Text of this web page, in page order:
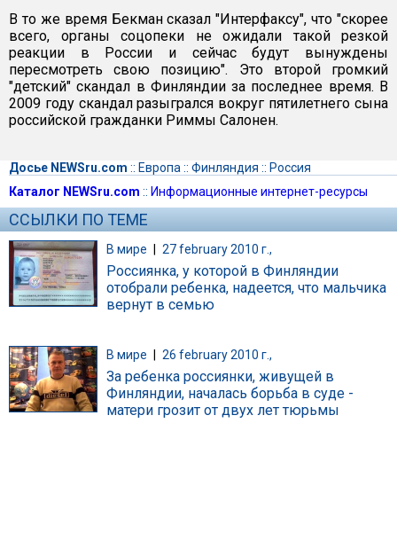
В то же время Бекман сказал "Интерфаксу", что "скорее
всего, органы соцопеки не ожидали такой резкой
реакции в России и сейчас будут вынуждены
пересмотреть свою позицию". Это второй громкий
"детский" скандал в Финляндии за последнее время. В
2009 году скандал разыгрался вокруг пятилетнего сына
российской гражданки Риммы Салонен.
Досье NEWSru.com :: Европа :: Финляндия :: Россия
Каталог NEWSru.com :: Информационные интернет-ресурсы
ССЫЛКИ ПО ТЕМЕ
В мире | 27 february 2010 г.,
Россиянка, у которой в Финляндии
отобрали ребенка, надеется, что мальчика
вернут в семью
В мире 26 february 2010 г.,
За ребенка россиянки, живущей в
Финляндии, началась борьба в суде -
матери грозит от двух лет тюрьмы